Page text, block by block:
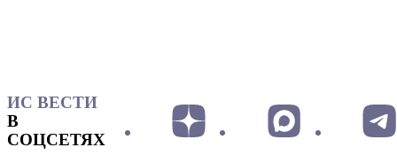
ИС ВЕСТИ
В
СОЦСЕТЯХ